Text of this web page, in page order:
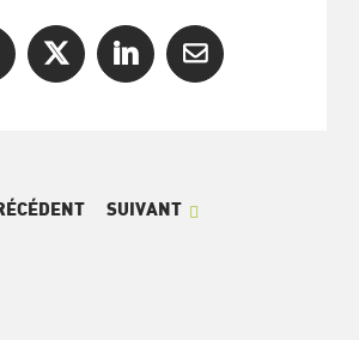
X LinkedInCourriel
SUIVANT